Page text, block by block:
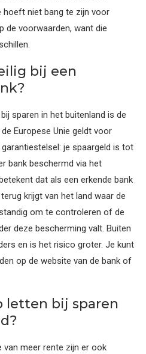
hoeft niet bang te zijn voor
de voorwaarden, want die
bij een
sparen in het buitenland is de
Europese Unie geldt voor
je spaargeld is tot
bank beschermd via het
dat als een erkende bank
krijgt van het land waar de
om te controleren of de
deze bescherming valt. Buiten
en is het risico groter. Je kunt
op de website van de bank of
letten bij sparen
van meer rente zijn er ook